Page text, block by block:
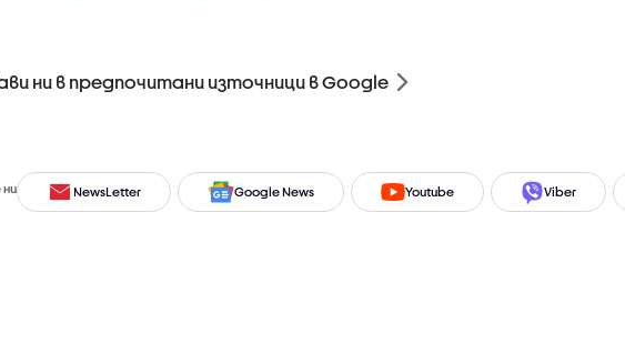
ни в предпочитани източници в Google
NewsLetter Google News Youtube Viber